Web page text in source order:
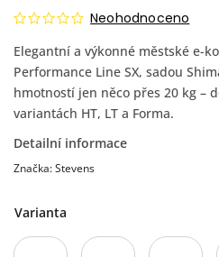
Neohodnoceno
Elegantní a výkonné městské e-
Performance Line SX, sadou
hmotností jen něco přes 20 kg –
variantách HT, LT a Forma.
Detailní informace
Značka:Stevens
Varianta